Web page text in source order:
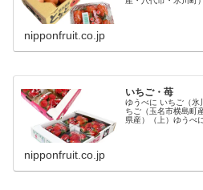
nipponfruit.co.jp
いちご・苺
ゆうべに いちご（氷
ちご（玉名市横島町
県産）（上）ゆうべ
nipponfruit.co.jp